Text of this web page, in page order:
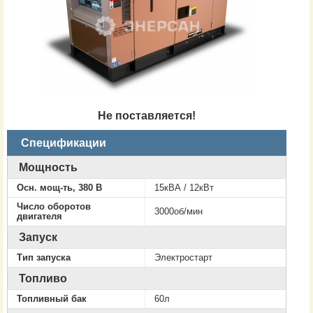
Не поставляется!
Спецификации
Мощность
Осн. мощ-ть, 380 В
15кВА / 12кВт
Число оборотов
двигателя
3000об/мин
Запуск
Тип запуска Электростарт
Топливо
Топливный бак 60л